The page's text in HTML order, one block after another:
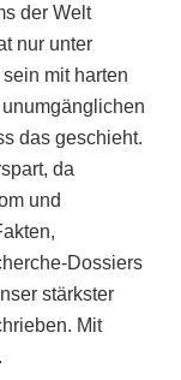
der Welt
nur unter
mit harten
das geschieht.
da
und
Dossiers
stärkster
Mit